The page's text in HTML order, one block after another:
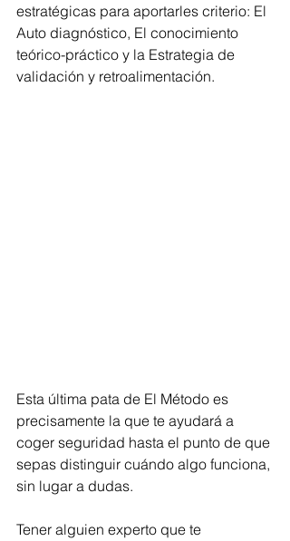
estratégicas para aportarles criterio: El
Auto diagnóstico, El conocimiento
teórico-práctico y la Estrategia de
validación y retroalimentación.
Esta última pata de El Método es
precisamente la que te ayudará a
coger seguridad hasta el punto de que
sepas distinguir cuándo algo funciona,
sin lugar a dudas.
Tener alguien experto que te